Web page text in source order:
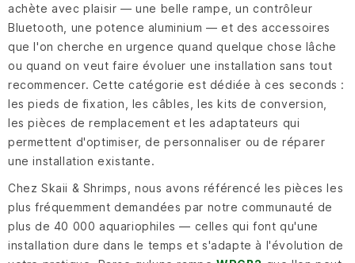
achète avec plaisir — une belle rampe, un contrôleur
Bluetooth, une potence aluminium — et des accessoires
que l'on cherche en urgence quand quelque chose lâche
ou quand on veut faire évoluer une installation sans tout
recommencer. Cette catégorie est dédiée à ces seconds :
les pieds de fixation, les câbles, les kits de conversion,
les pièces de remplacement et les adaptateurs qui
permettent d'optimiser, de personnaliser ou de réparer
une installation existante.
Chez Skaii & Shrimps, nous avons référencé les pièces les
plus fréquemment demandées par notre communauté de
plus de 40 000 aquariophiles — celles qui font qu'une
installation dure dans le temps et s'adapte à l'évolution de